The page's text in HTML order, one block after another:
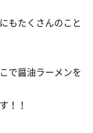
もたくさんのこと
で醤油ラーメンを
！！